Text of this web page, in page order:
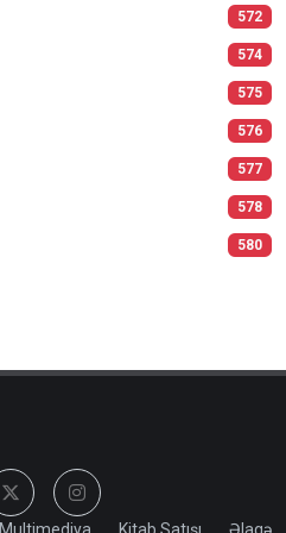
572
574
575
576
577
578
580
Multimediya Kitab Satışı Əlaqə